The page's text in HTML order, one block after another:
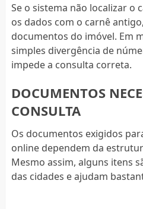
Se o sistema não localizar o
os dados com o carnê
documentos do imóvel. Em
simples divergência de
impede a consulta correta.
DOCUMENTOS
CONSULTA
Os documentos exigidos
online dependem da
Mesmo assim, alguns itens
das cidades e ajudam